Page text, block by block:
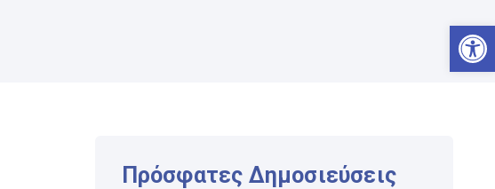
Πρόσφατες Δημοσιεύσεις